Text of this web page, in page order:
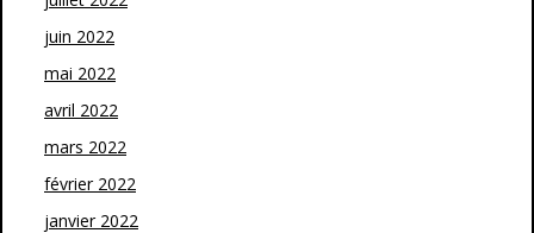
juin 2022
mai 2022
avril 2022
mars 2022
février 2022
janvier 2022